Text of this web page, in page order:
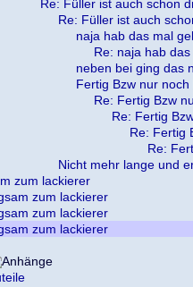
Re: Füller ist auch schon
Re: Füller ist auch
naja hab das mal
Re: naja hab
neben bei ging das
Fertig Bzw nur
Re: Fertig Bzw
Re: Fertig
Re: Fertig
Re:
Nicht mehr lange und
zum lackierer
zum lackierer
zum lackierer
zum lackierer